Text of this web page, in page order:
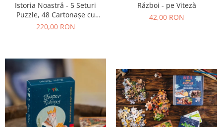
Istoria Noastră - 5 Seturi
Puzzle, 48 Cartonașe cu
Personaje Istorice, 1 Broșură
220,00 RON
Război - pe Viteză
42,00 RON